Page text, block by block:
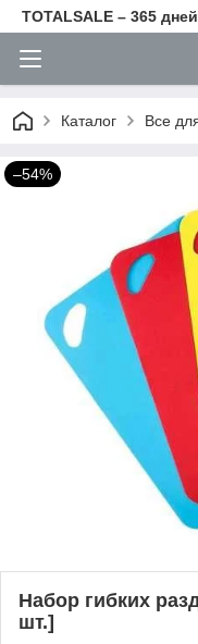
TOTALSALE – 365
Каталог Все
–54%
Набор гибких
шт.]